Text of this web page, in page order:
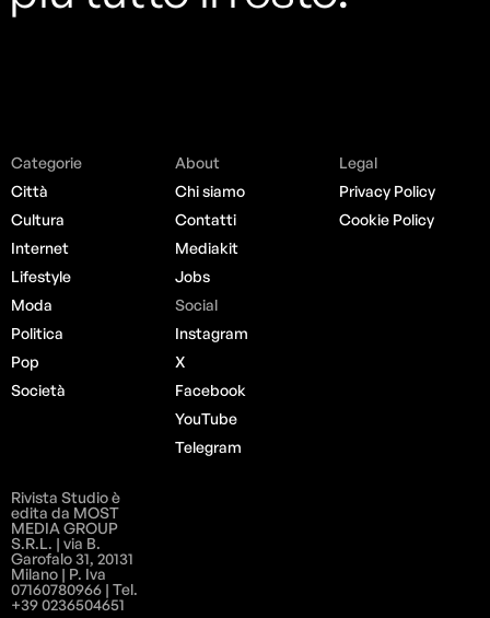
Categorie
Città
Cultura
Internet
Lifestyle
Moda
Politica
Pop
Società
About
Chi siamo
Contatti
Mediakit
Jobs
Social
Instagram
X
Facebook
YouTube
Telegram
Legal
Privacy Policy
Cookie Policy
Rivista Studio è
edita da MOST
MEDIA GROUP
S.R.L. | via B.
Garofalo 31, 20131
Milano | P. Iva
07160780966 | Tel.
+39 0236504651